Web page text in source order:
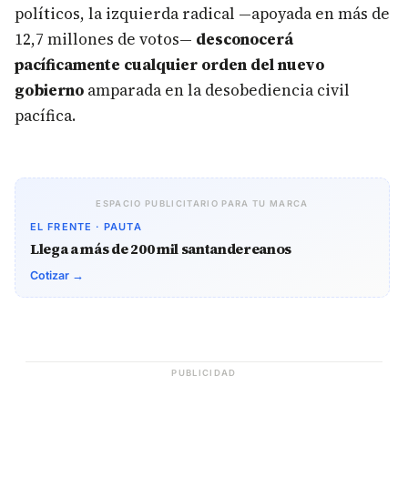
políticos, la izquierda radical —apoyada en más de
12,7 millones de votos— desconocerá
pacíficamente cualquier orden del nuevo
gobierno amparada en la desobediencia civil
pacífica.
ESPACIO PUBLICITARIO PARA TU MARCA
EL FRENTE · PAUTA
Llega a más de 200 mil santandereanos
Cotizar →
PUBLICIDAD